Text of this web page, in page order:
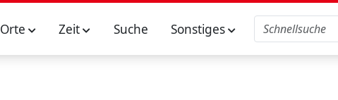
Orte Zeit Suche Sonstiges